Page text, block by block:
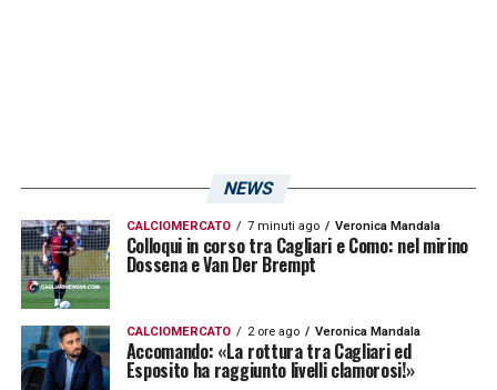
NEWS
CALCIOMERCATO 7 minuti ago Veronica Mandala
Colloqui in corso tra Cagliari e Como: nel mirino
Dossena e Van Der Brempt
CALCIOMERCATO 2 ore ago Veronica Mandala
Accomando: «La rottura tra Cagliari ed
Esposito ha raggiunto livelli clamorosi!»